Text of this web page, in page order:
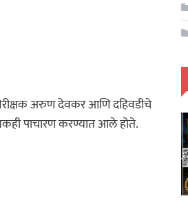
अरुण देवकर आणि दहिवडीचे
पाचारण करण्यात आले होते.